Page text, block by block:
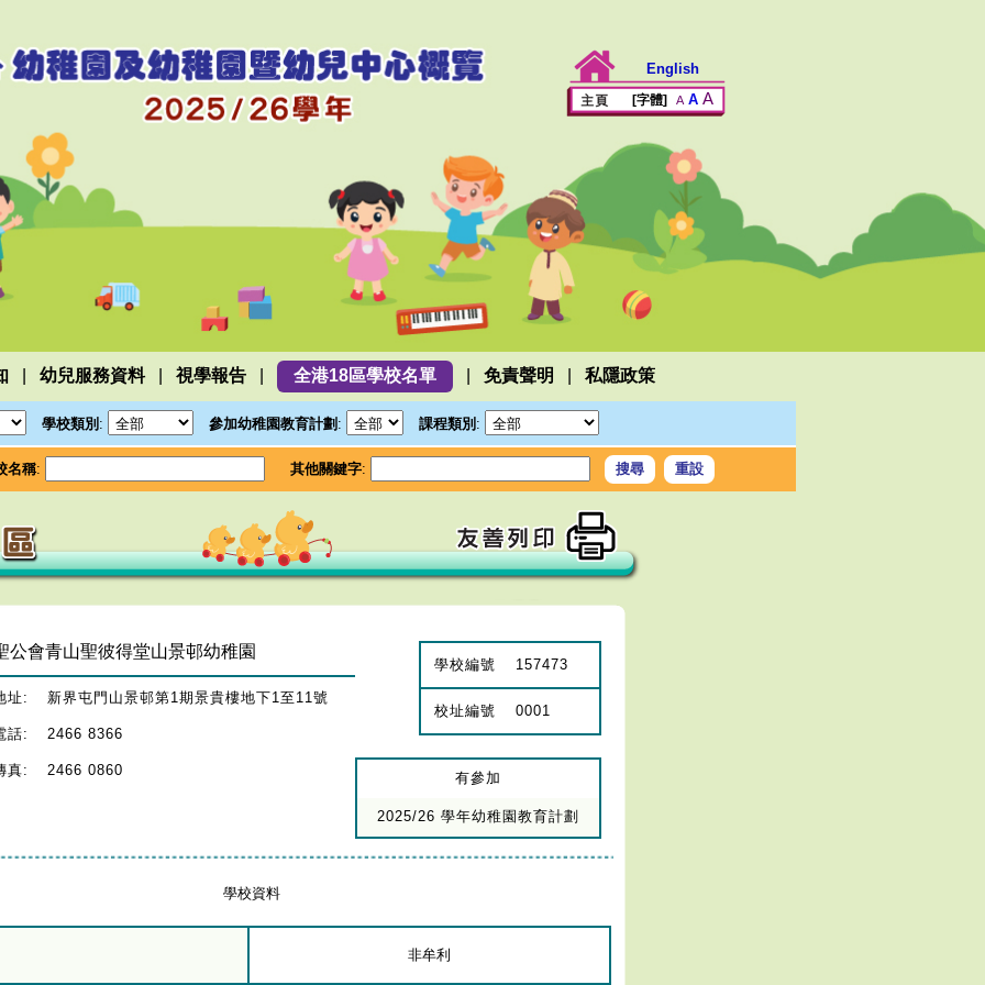
English
[字體] A A A
幼兒服務資料 視學報告 全港18區學校名單 免責聲明 私隱政策
學校類別 : 參加幼稚園教育計劃 : 課程類別 :
名稱: 其他關鍵字:
公會青山聖彼得堂山景邨幼稚園
址: 新界屯門山景邨第1期景貴樓地下1至11號
話: 2466 8366
真: 2466 0860
學校編號 157473
校址編號 0001
有參加
2025/26 學年幼稚園教育計劃
學校資料
非牟利